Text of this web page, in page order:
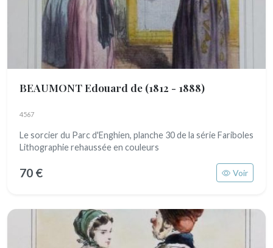
BEAUMONT Edouard de (1812 - 1888)
4567
Le sorcier du Parc d'Enghien, planche 30 de la série Fariboles
Lithographie rehaussée en couleurs
70 € Voir